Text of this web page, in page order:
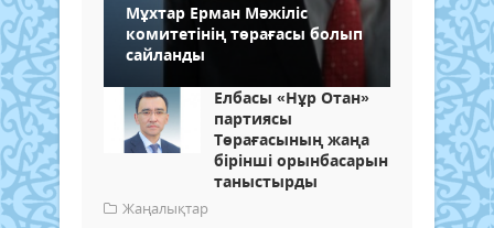
Мұхтар Ерман Мәжіліс
комитетінің төрағасы болып
сайланды
Елбасы «Нұр Отан»
партиясы
Төрағасының жаңа
бірінші орынбасарын
таныстырды
Жаңалықтар